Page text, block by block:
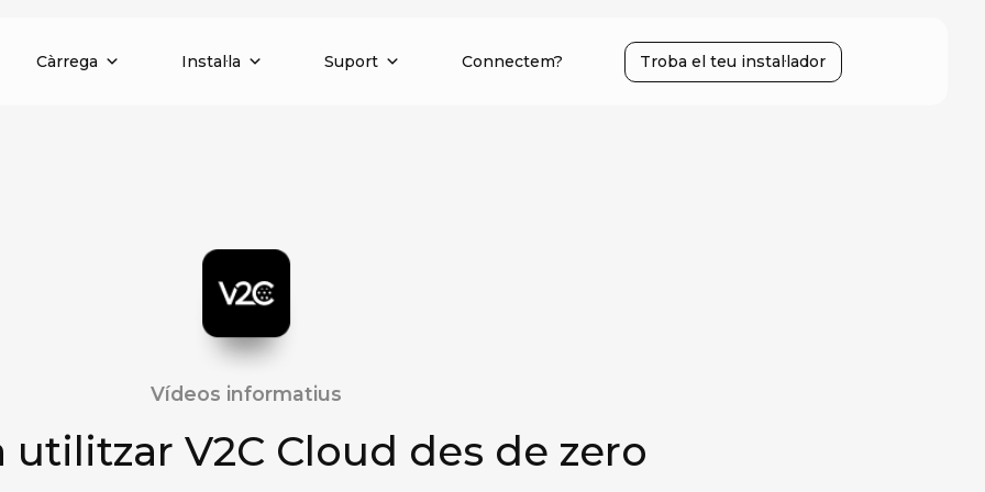
Càrrega Instal·la Suport Connectem? Troba el teu instal·lador
Vídeos informatius
utilitzar V2C Cloud des de zero